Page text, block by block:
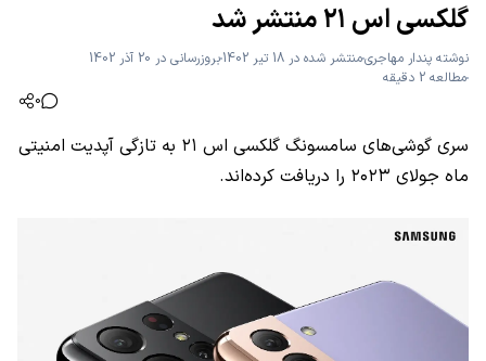
گلکسی اس ۲۱ منتشر شد
نوشته پندار مهاجریمنتشر شده در 18 تیر 1402
بروزرسانی در 20 آذر 1402
مطالعه 2 دقیقه
0
سری گوشی‌های سامسونگ گلکسی اس ۲۱ به تازگی آپدیت امنیتی
ماه جولای ۲۰۲۳ را دریافت کرده‌اند.